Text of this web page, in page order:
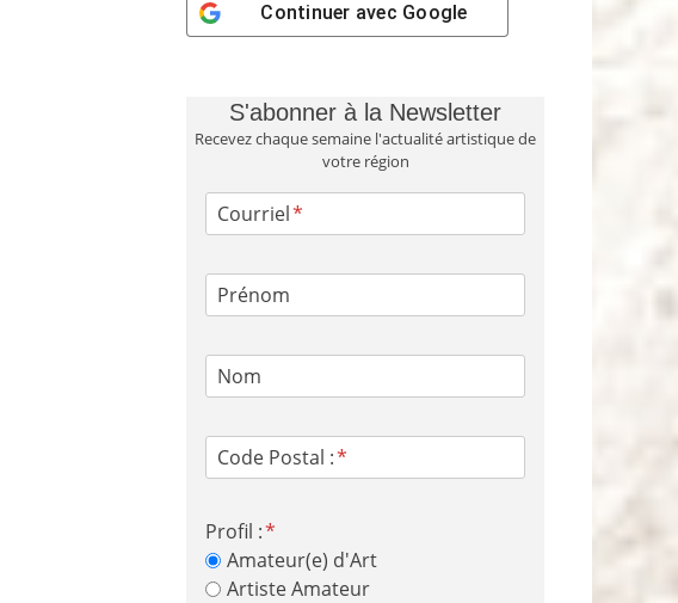
Continuer avec Google
S'abonner à la Newsletter
Recevez chaque semaine l'actualité artistique de
votre région
Courriel
Prénom
Nom
Code Postal :
Profil :
Amateur(e) d'Art
Artiste Amateur